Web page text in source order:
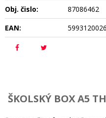
Obj. čislo:
87086462
EAN:
ŠKOLSKÝ BOX A5